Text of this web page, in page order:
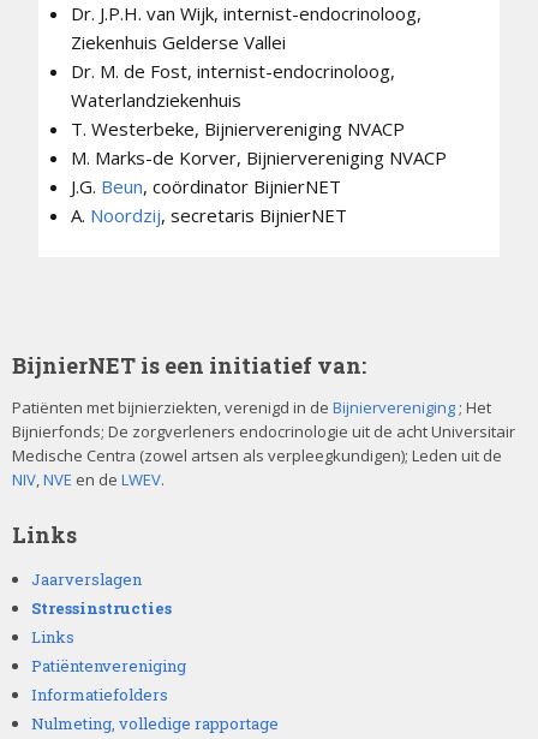
Dr. J.P.H. van Wijk, internist-endocrinoloog,
Ziekenhuis Gelderse Vallei
Dr. M. de Fost, internist-endocrinoloog,
Waterlandziekenhuis
T. Westerbeke, Bijniervereniging NVACP
M. Marks-de Korver, Bijniervereniging NVACP
J.G. Beun, coördinator BijnierNET
A. Noordzij, secretaris BijnierNET
BijnierNET is een initiatief van:
Patiënten met bijnierziekten, verenigd in de Bijniervereniging ; Het
Bijnierfonds; De zorgverleners endocrinologie uit de acht Universitair
Medische Centra (zowel artsen als verpleegkundigen); Leden uit de
NIV,NVE en de LWEV.
Links
Jaarverslagen
Stressinstructies
Links
Patiëntenvereniging
Informatiefolders
Nulmeting, volledige rapportage